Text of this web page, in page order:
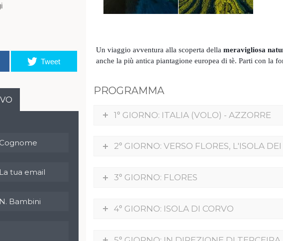
Tweet
Un viaggio avventura alla scoperta della meravigliosa
anche la più antica piantagione europea di tè. Parti con la
PROGRAMMA
1° GIORNO: ITALIA (VOLO) - AZZORRE
2° GIORNO: VERSO FLORES, L'ISOLA
3° GIORNO: FLORES
4° GIORNO: ISOLA DI CORVO